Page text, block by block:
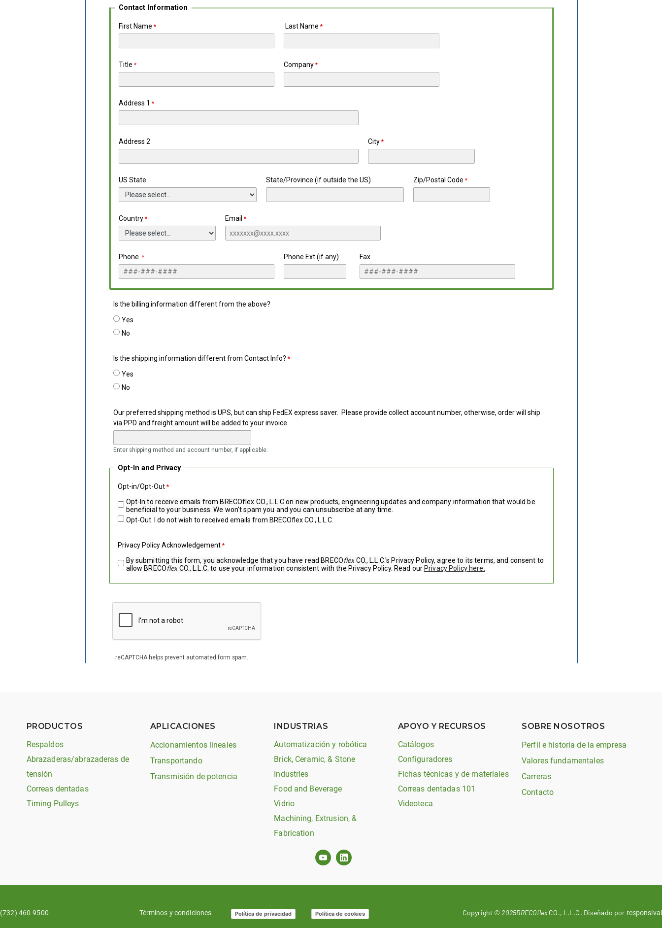
PRODUCTOS
Respaldos
Abrazaderas/abrazaderas de
tensión
Correas dentadas
Timing Pulleys
APLICACIONES
Accionamientos lineales
Transportando
Transmisión de potencia
INDUSTRIAS
Automatización y robótica
Brick, Ceramic, & Stone
Industries
Food and Beverage
Vidrio
Machining, Extrusion, &
Fabrication
APOYO Y RECURSOS
Catálogos
Configuradores
Fichas técnicas y de materiales
Correas dentadas 101
Videoteca
SOBRE NOSOTROS
Perfil e historia de la empresa
Valores fundamentales
Carreras
Contacto
(732) 460-9500 Términos y condiciones Política de privacidad Política de cookies Copyright © 2025BRECOflexCO., L.L.C. Diseñado por responsival